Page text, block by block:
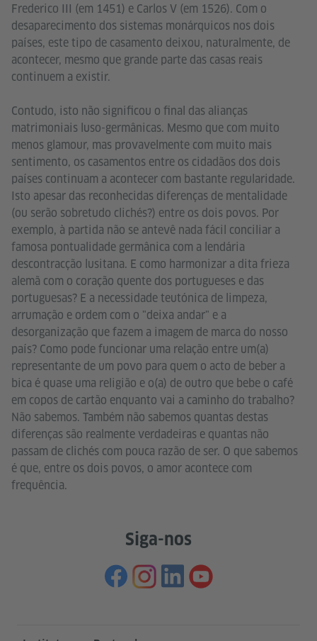
Frederico III (em 1451) e Carlos V (em 1526). Com o
desaparecimento dos sistemas monárquicos nos dois
países, este tipo de casamento deixou, naturalmente, de
acontecer, mesmo que grande parte das casas reais
continuem a existir.
Contudo, isto não significou o final das alianças
matrimoniais luso-germânicas. Mesmo que com muito
menos glamour, mas provavelmente com muito mais
sentimento, os casamentos entre os cidadãos dos dois
países continuam a acontecer com bastante regularidade.
Isto apesar das reconhecidas diferenças de mentalidade
(ou serão sobretudo clichés?) entre os dois povos. Por
exemplo, à partida não se antevê nada fácil conciliar a
famosa pontualidade germânica com a lendária
descontracção lusitana. E como harmonizar a dita frieza
alemã com o coração quente dos portugueses e das
portuguesas? E a necessidade teutónica de limpeza,
arrumação e ordem com o "deixa andar" e a
desorganização que fazem a imagem de marca do nosso
país? Como pode funcionar uma relação entre um(a)
representante de um povo para quem o acto de beber a
bica é quase uma religião e o(a) de outro que bebe o café
em copos de cartão enquanto vai a caminho do trabalho?
Não sabemos. Também não sabemos quantas destas
diferenças são realmente verdadeiras e quantas não
passam de clichés com pouca razão de ser. O que sabemos
é que, entre os dois povos, o amor acontece com
frequência.
Siga-nos
Service- und Informationsbereich